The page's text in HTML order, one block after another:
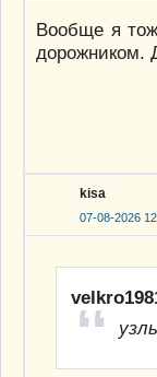
Вообще я
дорожником.
kisa
07-08-2026